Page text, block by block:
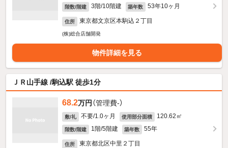
階数/階建 3階/10階建 築年数 53年10ヶ月
住所 東京都文京区本駒込２丁目
(株)総合店舗開発
物件詳細を見る
ＪＲ山手線 /駒込駅 徒歩1分
68.2万円 （管理費-）
敷/礼 不要/1.0ヶ月 使用部分面積 120.62㎡
階数/階建 1階/5階建 築年数 55年
住所 東京都北区中里２丁目